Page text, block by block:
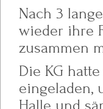
Nach 3
wieder ihre
zusammen
Die KG
eingeladen,
Halle und